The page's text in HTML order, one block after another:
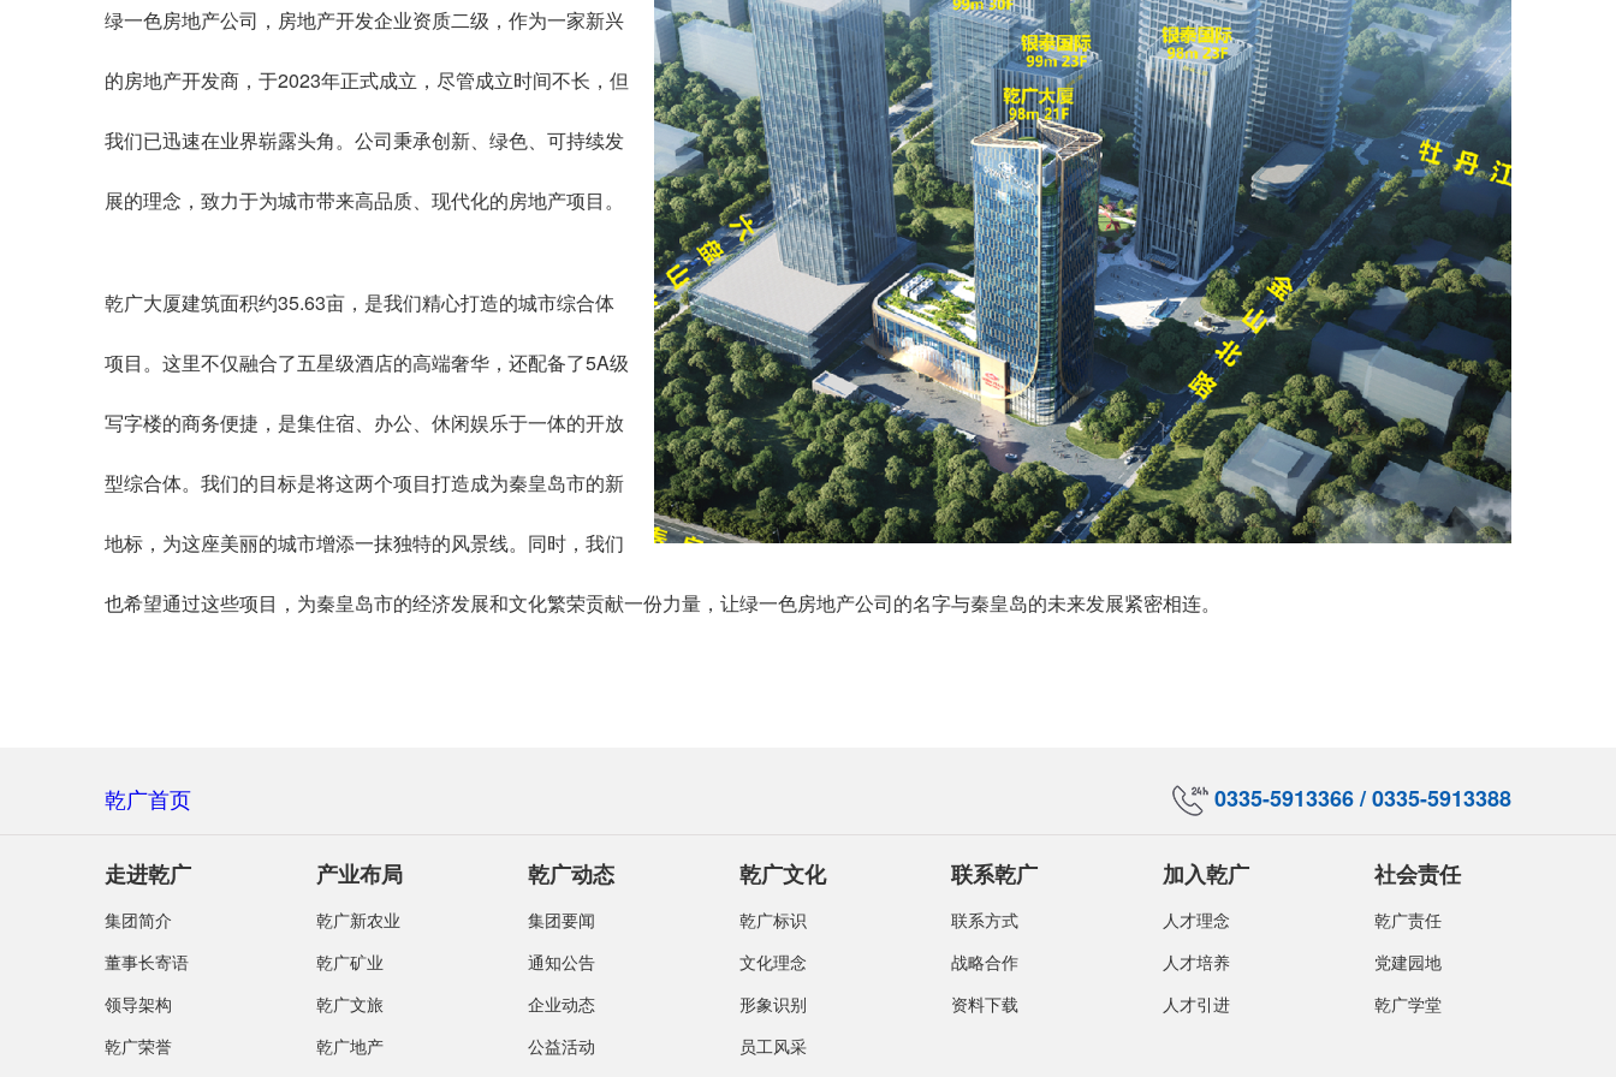
绿一色房地产公司，房地产开发企业资质二级，作为一家新兴
的房地产开发商，于2023年正式成立，尽管成立时间不长，但
我们已迅速在业界崭露头角。公司秉承创新、绿色、可持续发
展的理念，致力于为城市带来高品质、现代化的房地产项目。
乾广大厦建筑面积约35.63亩，是我们精心打造的城市综合体
项目。这里不仅融合了五星级酒店的高端奢华，还配备了5A级
写字楼的商务便捷，是集住宿、办公、休闲娱乐于一体的开放
型综合体。我们的目标是将这两个项目打造成为秦皇岛市的新
地标，为这座美丽的城市增添一抹独特的风景线。同时，我们
也希望通过这些项目，为秦皇岛市的经济发展和文化繁荣贡献一份力量，让绿一色房地产公司的名字与秦皇岛的未来发展紧密相连。
乾广首页 0335-5913366 / 0335-5913388
走进乾广
集团简介
董事长寄语
领导架构
乾广荣誉
产业布局
乾广新农业
乾广矿业
乾广文旅
乾广地产
乾广动态
集团要闻
通知公告
企业动态
公益活动
乾广文化
乾广标识
文化理念
形象识别
员工风采
联系乾广
联系方式
战略合作
资料下载
加入乾广
人才理念
人才培养
人才引进
社会责任
乾广责任
党建园地
乾广学堂